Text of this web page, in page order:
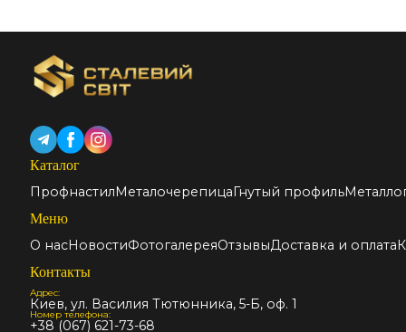
Каталог
ПрофнастилМеталочерепицаГнутый профиль
Меню
О насНовостиФотогалереяОтзывыДоставка и оплата
Контакты
Адрес:
Киев, ул. Василия Тютюнника, 5-Б, оф. 1
Номер телефона:
+38 (067) 621-73-68